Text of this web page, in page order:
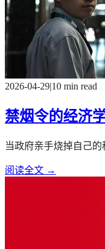
2026-04-29|10 min read
禁烟令的经济
当政府亲手烧掉自己
阅读全文 →